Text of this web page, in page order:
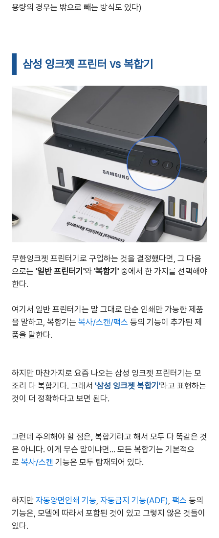
용량의 경우는 밖으로 빼는 방식도 있다)
삼성 잉크젯 프린터 vs 복합기
무한잉크젯 프린터기로 구입하는 것을 결정했다면, 그 다음
으로는 '일반 프린터기'와 '복합기' 중에서 한 가지를 선택해야
한다.
여기서 일반 프린터기는 말 그대로 단순 인쇄만 가능한 제품
을 말하고, 복합기는 복사/스캔/팩스 등의 기능이 추가된 제
품을 말한다.
하지만 마찬가지로 요즘 나오는 삼성 잉크젯 프린터기는 모
조리 다 복합기다. 그래서 '삼성 잉크젯 복합기'라고 표현하는
것이 더 정확하다고 보면 된다.
그런데 주의해야 할 점은, 복합기라고 해서 모두 다 똑같은 것
은 아니다. 이게 무슨 말이냐면... 모든 복합기는 기본적으
로 복사/스캔 기능은 모두 탑재되어 있다.
하지만 자동양면인쇄 기능, 자동급지 기능(ADF), 팩스 등의
기능은, 모델에 따라서 포함된 것이 있고 그렇지 않은 것들이
있다.